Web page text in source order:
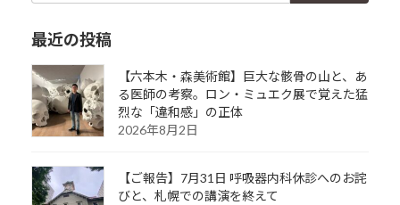
最近の投稿
【六本木・森美術館】巨大な骸骨の山と、あ
る医師の考察。ロン・ミュエク展で覚えた猛
烈な「違和感」の正体
2026年8月2日
【ご報告】7月31日 呼吸器内科休診へのお詫
びと、札幌での講演を終えて